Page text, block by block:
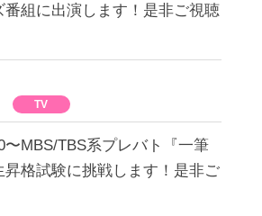
番組に出演します！是非ご視聴
TV
〜MBS/TBS系プレバト『一筆
昇格試験に挑戦します！是非ご